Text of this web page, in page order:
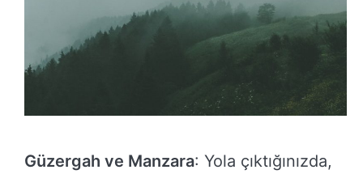
Güzergah ve Manzara: Yola çıktığınızda,